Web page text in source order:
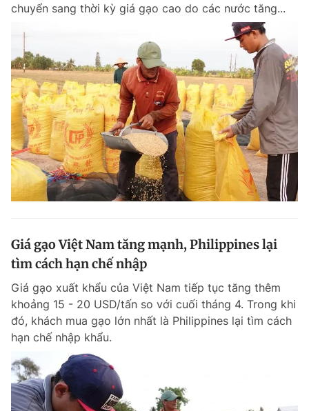
chuyển sang thời kỳ giá gạo cao do các nước tăng...
Giá gạo Việt Nam tăng mạnh, Philippines lại
tìm cách hạn chế nhập
Giá gạo xuất khẩu của Việt Nam tiếp tục tăng thêm
khoảng 15 - 20 USD/tấn so với cuối tháng 4. Trong khi
đó, khách mua gạo lớn nhất là Philippines lại tìm cách
hạn chế nhập khẩu.